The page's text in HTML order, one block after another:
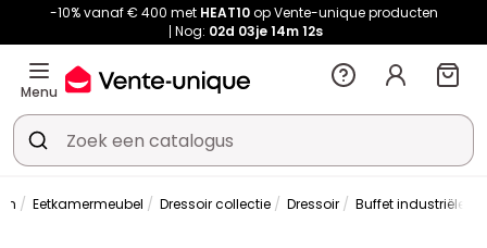
-10% vanaf € 400 met HEAT10op Vente-unique producten
Nog: 02d 03je 14m 12s
Menu
Eetkamermeubel Dressoir collectie Dressoir Buffet industriële